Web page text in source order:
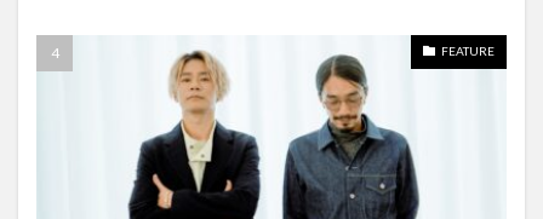
FEATURE